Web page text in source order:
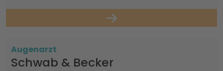
Augenarzt
Schwab & Becker